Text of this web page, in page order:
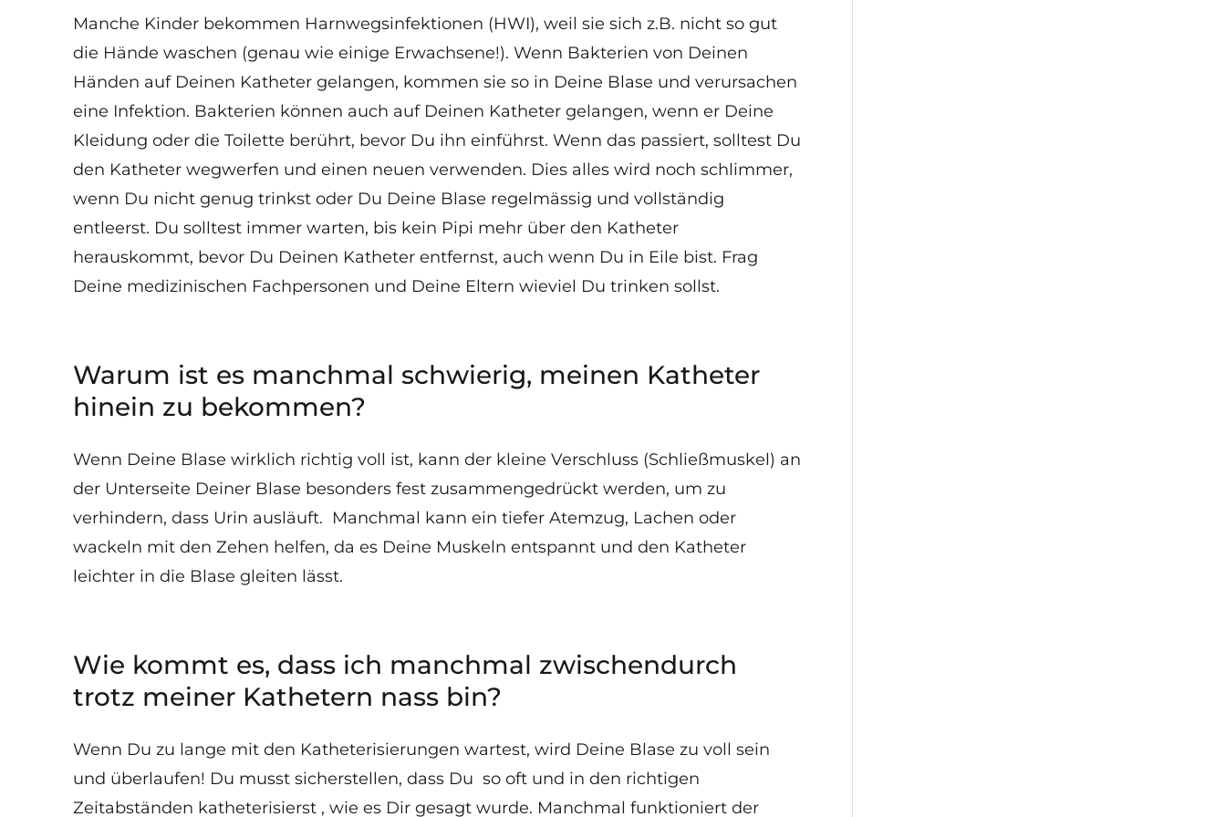
Manche Kinder bekommen Harnwegsinfektionen (HWI), weil sie sich z.B. nicht so gut
die Hände waschen (genau wie einige Erwachsene!). Wenn Bakterien von Deinen
Händen auf Deinen Katheter gelangen, kommen sie so in Deine Blase und verursachen
eine Infektion. Bakterien können auch auf Deinen Katheter gelangen, wenn er Deine
Kleidung oder die Toilette berührt, bevor Du ihn einführst. Wenn das passiert, solltest Du
den Katheter wegwerfen und einen neuen verwenden. Dies alles wird noch schlimmer,
wenn Du nicht genug trinkst oder Du Deine Blase regelmässig und vollständig
entleerst. Du solltest immer warten, bis kein Pipi mehr über den Katheter
herauskommt, bevor Du Deinen Katheter entfernst, auch wenn Du in Eile bist. Frag
Deine medizinischen Fachpersonen und Deine Eltern wieviel Du trinken sollst.
Warum ist es manchmal schwierig, meinen Katheter
hinein zu bekommen?
Wenn Deine Blase wirklich richtig voll ist, kann der kleine Verschluss (Schließmuskel) an
der Unterseite Deiner Blase besonders fest zusammengedrückt werden, um zu
verhindern, dass Urin ausläuft. Manchmal kann ein tiefer Atemzug, Lachen oder
wackeln mit den Zehen helfen, da es Deine Muskeln entspannt und den Katheter
leichter in die Blase gleiten lässt.
Wie kommt es, dass ich manchmal zwischendurch
trotz meiner Kathetern nass bin?
Wenn Du zu lange mit den Katheterisierungen wartest, wird Deine Blase zu voll sein
und überlaufen! Du musst sicherstellen, dass Du so oft und in den richtigen
Zeitabständen katheterisierst , wie es Dir gesagt wurde. Manchmal funktioniert der